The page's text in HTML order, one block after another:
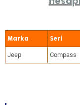
Marka Seri
Jeep Compass